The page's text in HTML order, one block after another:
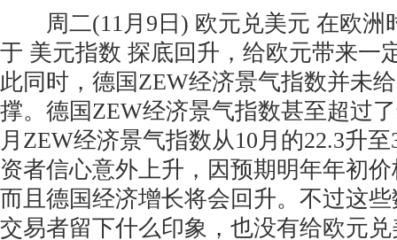
周二(11月9日) 欧元兑美元 在欧洲
于 美元指数 探底回升，给欧元带来一
此同时，德国ZEW经济景气指数并未
撑。德国ZEW经济景气指数甚至超过
月ZEW经济景气指数从10月的22.3升
资者信心意外上升，因预期明年年初
而且德国经济增长将会回升。不过这
交易者留下什么印象，也没有给欧元